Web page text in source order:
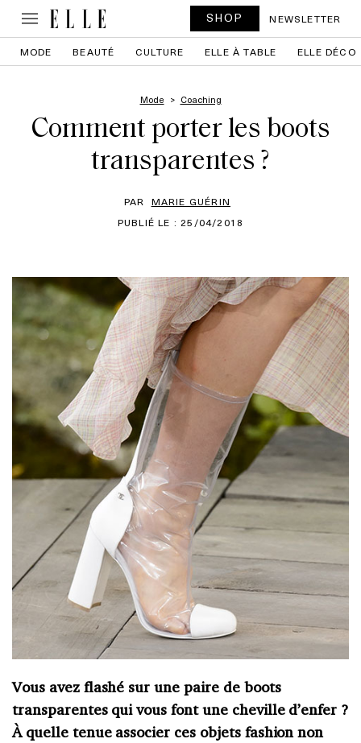
SHOP NEWSLETTER
MODE BEAUTÉ CULTURE ELLE À TABLE ELLE DÉCO
Mode Coaching
Comment porter les boots
transparentes ?
PAR MARIE GUÉRIN
PUBLIÉ LE : 25/04/2018
Vous avez flashé sur une paire de boots
transparentes qui vous font une cheville d’enfer ?
À quelle tenue associer ces objets fashion non